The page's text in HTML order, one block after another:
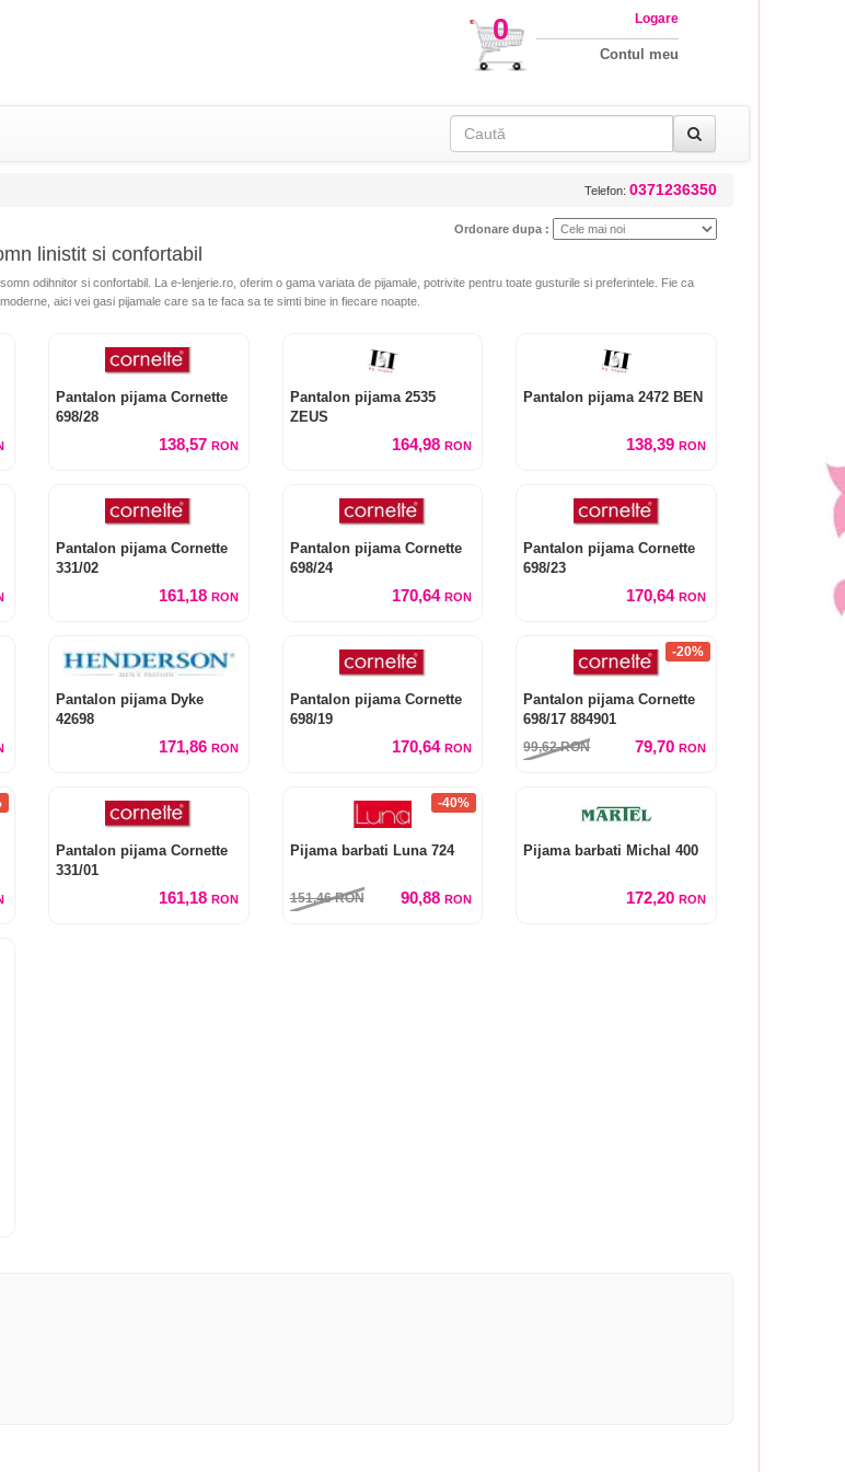
0 Logare
Contul meu
Telefon: 0371236350
Ordonare dupa :
linistit si confortabil
odihnitor si confortabil. La e-lenjerie.ro, oferim o gama variata de pijamale, potrivite pentru toate gusturile si preferintele. Fie ca
aici vei gasi pijamale care sa te faca sa te simti bine in fiecare noapte.
Pantalon pijama Cornette
698/28
138,57 RON
Pantalon pijama 2535
ZEUS
164,98RON
Pantalon pijama 2472 BEN
138,39 RON
Pantalon pijama Cornette
331/02
161,18 RON
Pantalon pijama Cornette
698/24
170,64RON
Pantalon pijama Cornette
698/23
170,64 RON
Pantalon pijama Dyke
42698
171,86 RON
Pantalon pijama Cornette
698/19
170,64RON
-20%
Pantalon pijama Cornette
698/17 884901
99,62RON 79,70 RON
Pantalon pijama Cornette
331/01
161,18 RON
-40%
Pijama barbati Luna 724
151,46RON 90,88RON
Pijama barbati Michal 400
172,20 RON